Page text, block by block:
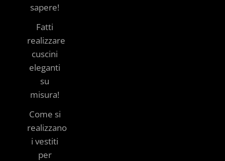
sapere!
Fatti
realizzare
cuscini
eleganti
su
misura!
Come si
realizzano
i vestiti
per